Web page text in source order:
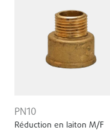
PN10
Réduction en laiton M/F